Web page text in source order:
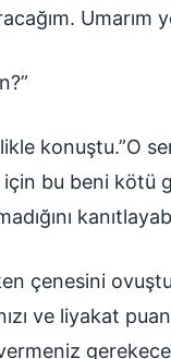
Umarım
konuştu.”O
için bu beni
çenesini
ve liyakat